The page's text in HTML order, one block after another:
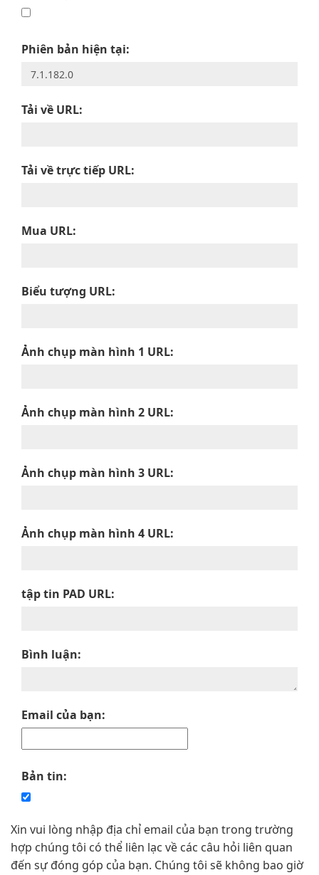
Phiên bản hiện tại:
Tải về URL:
Tải về trực tiếp URL:
Mua URL:
Biểu tượng URL:
Ảnh chụp màn hình 1 URL:
Ảnh chụp màn hình 2 URL:
Ảnh chụp màn hình 3 URL:
Ảnh chụp màn hình 4 URL:
tập tin PAD URL:
Bình luận:
Email của bạn:
Bản tin:
Xin vui lòng nhập địa chỉ email của bạn trong trường
hợp chúng tôi có thể liên lạc về các câu hỏi liên quan
đến sự đóng góp của bạn. Chúng tôi sẽ không bao giờ